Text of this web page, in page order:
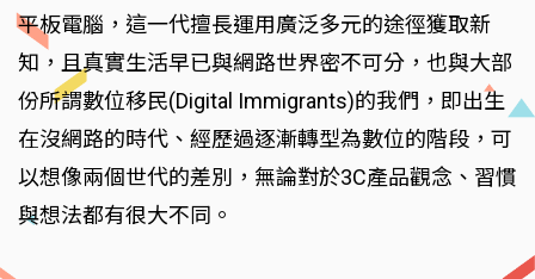
平板電腦，這一代擅長運用廣泛多元的途徑獲取新
知，且真實生活早已與網路世界密不可分，也與大部
份所謂數位移民(Digital Immigrants)的我們，即出生
在沒網路的時代、經歷過逐漸轉型為數位的階段，可
以想像兩個世代的差別，無論對於3C產品觀念、習慣
與想法都有很大不同。